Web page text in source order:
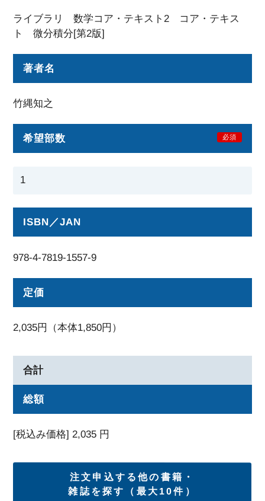
ライブラリ 数学コア・テキスト2 コア・テキス
ト 微分積分[第2版]
著者名
竹縄知之
希望部数 必須
ISBN／JAN
978-4-7819-1557-9
定価
2,035円（本体1,850円）
合計
総額
[税込み価格]2,035 円
注文申込する他の書籍・
雑誌を探す（最大10件）